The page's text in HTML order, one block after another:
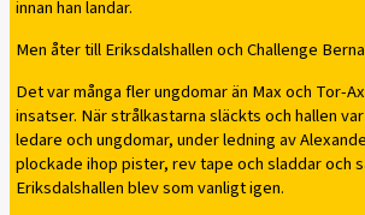
innan han landar.
Men åter till Eriksdalshallen och Challenge
Det var många fler ungdomar än Max och Tor-
insatser. När strålkastarna släckts och hallen
ledare och ungdomar, under ledning av
plockade ihop pister, rev tape och sladdar och
Eriksdalshallen blev som vanligt igen.